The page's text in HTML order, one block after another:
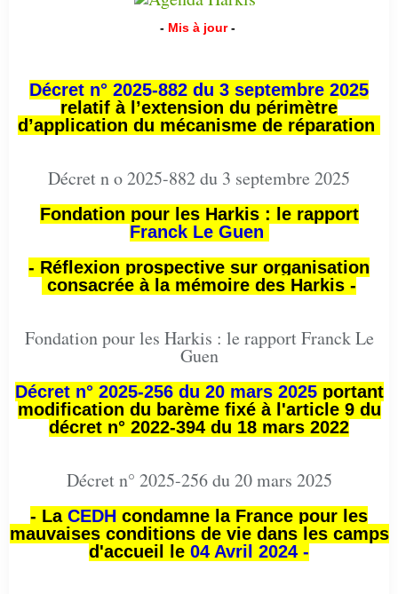
- Mis à jour -
Décret n° 2025-882 du 3 septembre 2025
relatif à l’extension du périmètre
d’application du mécanisme de réparation
Décret n o 2025-882 du 3 septembre 2025
Fondation pour les Harkis : le rapport
Franck Le Guen
- Réflexion prospective sur organisation
consacrée à la mémoire des Harkis -
Fondation pour les Harkis : le rapport Franck Le
Guen
Décret n° 2025-256 du 20 mars 2025portant
modification du barème fixé à l'article 9 du
décret n° 2022-394 du 18 mars 2022
Décret n° 2025-256 du 20 mars 2025
- La CEDH condamne la France pour les
mauvaises conditions de vie dans les camps
d'accueil le 04 Avril 2024 -